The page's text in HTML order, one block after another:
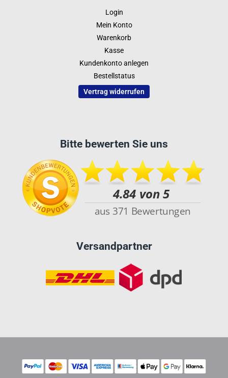
Login
Mein Konto
Warenkorb
Kasse
Kundenkonto anlegen
Bestellstatus
Vertrag widerrufen
Bitte bewerten Sie uns
Versandpartner